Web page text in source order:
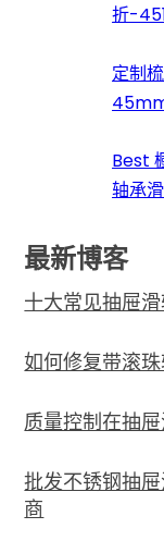
折-
定制
Best
轴承
最新博客
十大常见抽屉
如何修复带滚
质量控制在抽
批发不锈钢抽
商